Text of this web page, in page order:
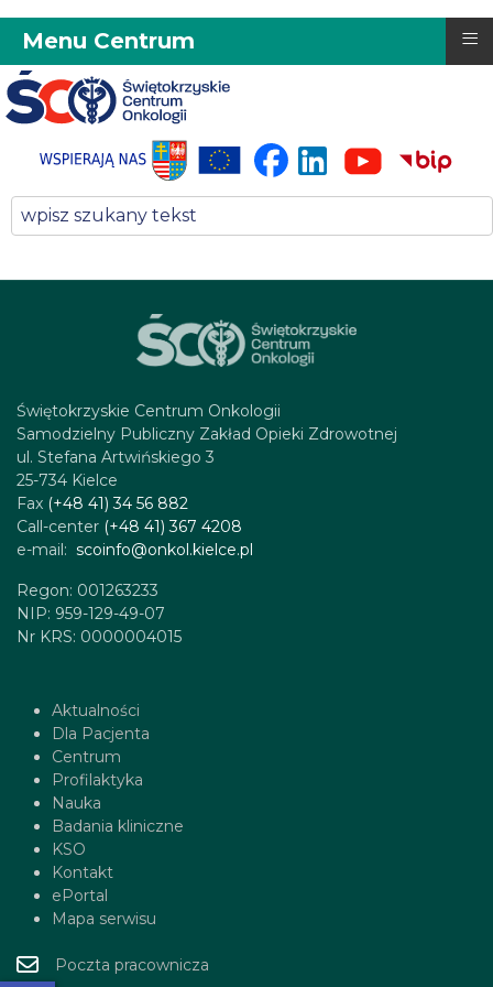
Menu Centrum ≡
Świętokrzyskie Centrum Onkologii
Samodzielny Publiczny Zakład Opieki Zdrowotnej
ul. Stefana Artwińskiego 3
25-734 Kielce
Fax (+48 41) 34 56 882
Call-center (+48 41) 367 4208
e-mail: scoinfo@onkol.kielce.pl
Regon: 001263233
NIP: 959-129-49-07
Nr KRS: 0000004015
Aktualności
Dla Pacjenta
Centrum
Profilaktyka
Nauka
Badania kliniczne
KSO
Kontakt
ePortal
Mapa serwisu
Poczta pracownicza